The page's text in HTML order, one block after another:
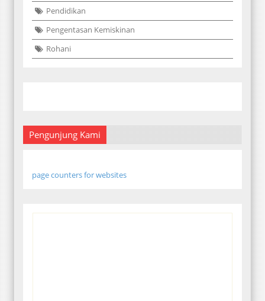
Pendidikan
Pengentasan Kemiskinan
Rohani
Pengunjung Kami
page counters for websites